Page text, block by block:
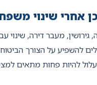
אחרי שינוי
גירושין, מעבר דירה, שינוי
להשפיע על הצורך
להיות פחות מתאים